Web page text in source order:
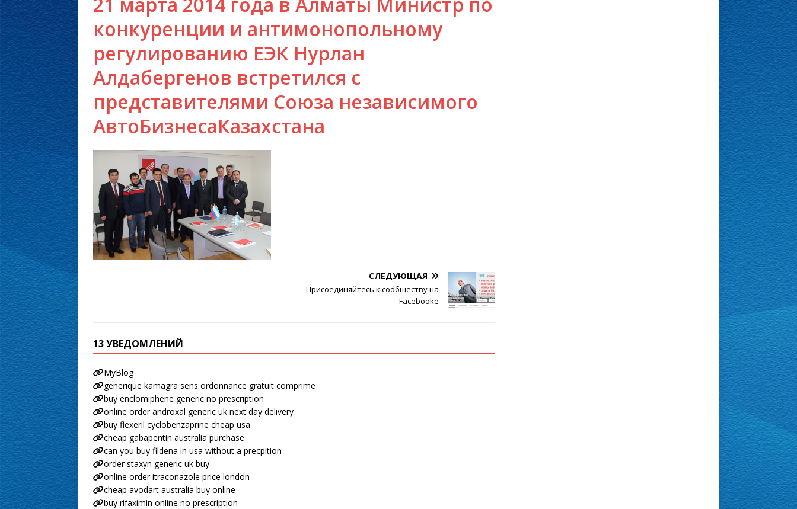
конкуренции и антимонопольному
регулированию ЕЭК Нурлан
Алдабергенов встретился с
представителями Союза независимого
АвтоБизнесаКазахстана
СЛЕДУЮЩАЯ
Присоединяйтесь к сообществу на
Facebooke
13 УВЕДОМЛЕНИЙ
MyBlog
generique kamagra sens ordonnance gratuit comprime
buy enclomiphene generic no prescription
online order androxal generic uk next day delivery
buy flexeril cyclobenzaprine cheap usa
cheap gabapentin australia purchase
can you buy fildena in usa without a precpition
order staxyn generic uk buy
online order itraconazole price london
cheap avodart australia buy online
buy rifaximin online no prescription